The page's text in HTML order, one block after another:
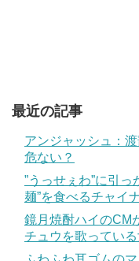
最近の記事
アンジャッシュ：
危ない？
”うっせぇわ”に引
麺”を食べるチャイ
鏡月焼酎ハイのCM
チュウを歌っている